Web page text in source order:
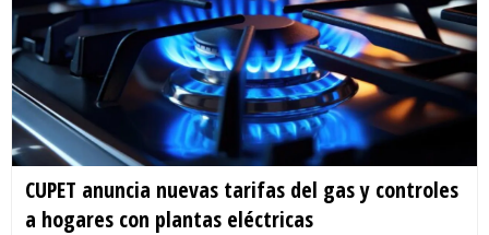
CUPET anuncia nuevas tarifas del gas y controles
a hogares con plantas eléctricas